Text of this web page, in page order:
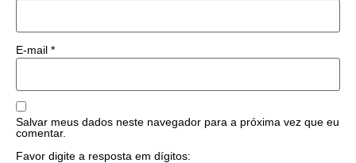
E-mail *
Salvar meus dados neste navegador para a próxima vez que eu
comentar.
Favor digite a resposta em dígitos: